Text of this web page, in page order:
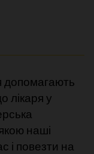
допомагають
лікаря у
наші
і повезти на